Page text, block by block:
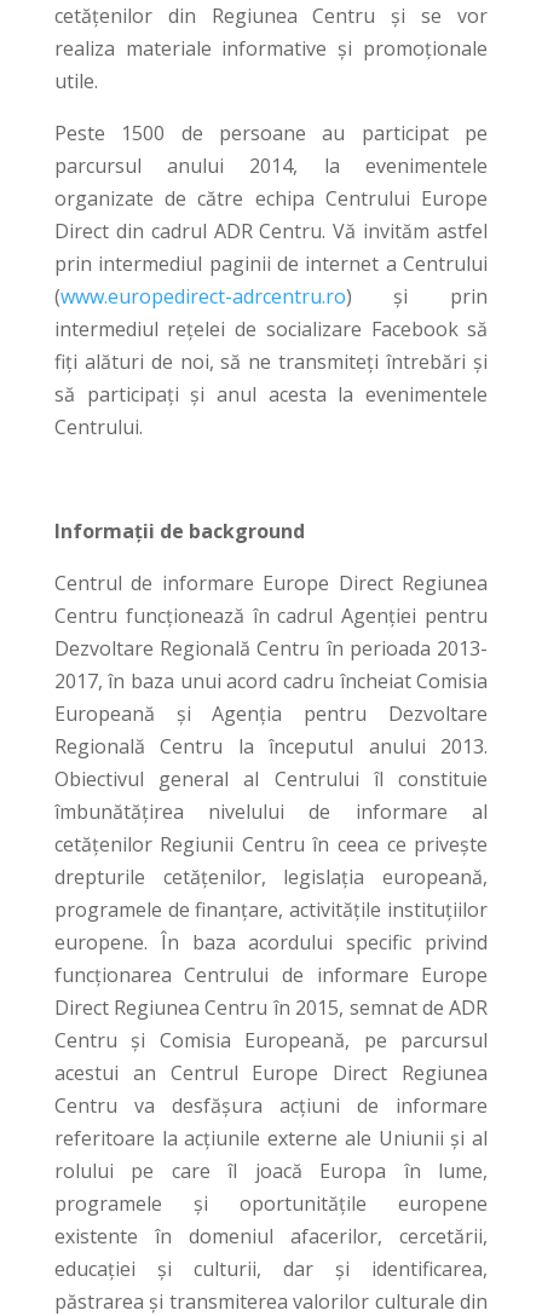
cetățenilor din Regiunea Centru și se vor
realiza materiale informative și promoționale
utile.
Peste 1500 de persoane au participat pe
parcursul anului 2014, la evenimentele
organizate de către echipa Centrului Europe
Direct din cadrul ADR Centru. Vă invităm astfel
prin intermediul paginii de internet a Centrului
(www.europedirect-adrcentru.ro) și prin
intermediul rețelei de socializare Facebook să
fiți alături de noi, să ne transmiteți întrebări și
să participați și anul acesta la evenimentele
Centrului.
Informații de background
Centrul de informare Europe Direct Regiunea
Centru funcționează în cadrul Agenţiei pentru
Dezvoltare Regională Centru în perioada 2013-
2017, în baza unui acord cadru încheiat Comisia
Europeană şi Agenţia pentru Dezvoltare
Regională Centru la începutul anului 2013.
Obiectivul general al Centrului îl constituie
îmbunătăţirea nivelului de informare al
cetăţenilor Regiunii Centru în ceea ce priveşte
drepturile cetăţenilor, legislaţia europeană,
programele de finanţare, activităţile instituţiilor
europene. În baza acordului specific privind
funcționarea Centrului de informare Europe
Direct Regiunea Centru în 2015, semnat de ADR
Centru și Comisia Europeană, pe parcursul
acestui an Centrul Europe Direct Regiunea
Centru va desfășura acțiuni de informare
referitoare la acțiunile externe ale Uniunii și al
rolului pe care îl joacă Europa în lume,
programele şi oportunităţile europene
existente în domeniul afacerilor, cercetării,
educației și culturii, dar și identificarea,
păstrarea și transmiterea valorilor culturale din